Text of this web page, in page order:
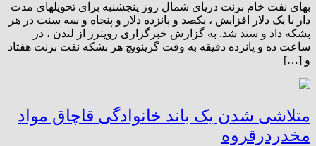
بهای نفت خام برنت دریای شمال روز پنجشنبه برای تحویلهای مدت
دار با یک دلار افزایش ، یکصد و پانزده دلار و پنجاه و سه سنت در هر
بشکه داد و ستد شد. به گزارش خبرگزاری رویترز از لندن ، در
ساعت ده و پانزده دقیقه به وقت گرینویچ هر بشکه نفت برنت هفتاد
و […]
متلاشی شدن یک باند خانوادگی قاچاق مواد
مخدردرقروه